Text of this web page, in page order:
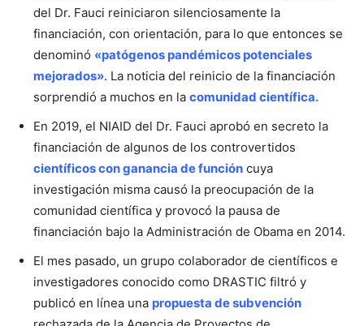
del Dr. Fauci reiniciaron silenciosamente la
financiación, con orientación, para lo que entonces se
denominó «patógenos pandémicos potenciales
mejorados». La noticia del reinicio de la financiación
sorprendió a muchos en la comunidad científica.
En 2019, el NIAID del Dr. Fauci aprobó en secreto la
financiación de algunos de los controvertidos
científicos con ganancia de función cuya
investigación misma causó la preocupación de la
comunidad científica y provocó la pausa de
financiación bajo la Administración de Obama en 2014.
El mes pasado, un grupo colaborador de científicos e
investigadores conocido como DRASTIC filtró y
publicó en línea una propuesta de subvención